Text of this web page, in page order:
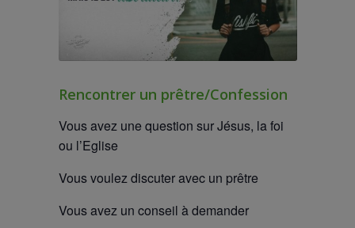
Rencontrer un prêtre/Confession
Vous avez une question sur Jésus, la foi
ou l’Eglise
Vous voulez discuter avec un prêtre
Vous avez un conseil à demander